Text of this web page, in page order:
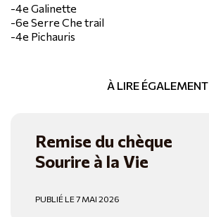
-4e Galinette
-6e Serre Che trail
-4e Pichauris
À LIRE ÉGALEMENT
Remise du chèque
Sourire à la Vie
PUBLIÉ LE 7 MAI 2026